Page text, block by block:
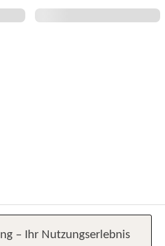
– Ihr Nutzungserlebnis